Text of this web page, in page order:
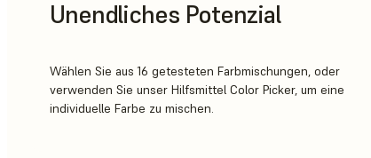
Unendliches Potenzial
Wählen Sie aus 16 getesteten Farbmischungen, oder
verwenden Sie unser Hilfsmittel Color Picker, um eine
individuelle Farbe zu mischen.